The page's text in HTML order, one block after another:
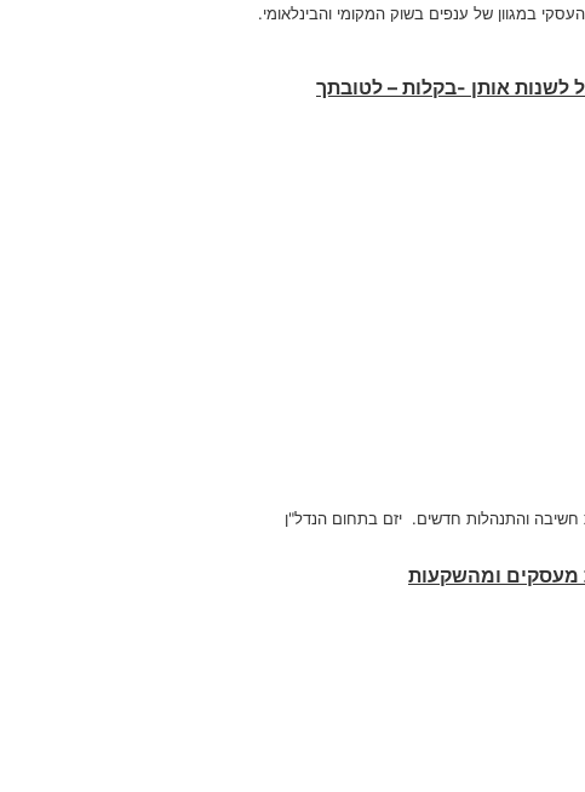
במגוון של ענפים בשוק המקומי והבינלאומי.
לשנות אותן -בקלות – לטובתך
חשיבה והתנהלות חדשים. יזם בתחום הנדל"ן
מעסקים ומהשקעות